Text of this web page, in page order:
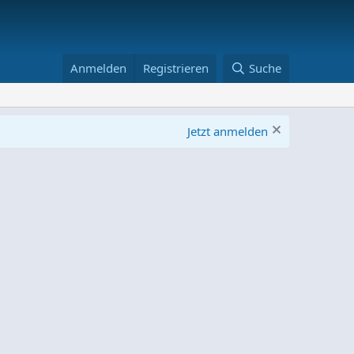
Anmelden Registrieren Suche
Jetzt anmelden